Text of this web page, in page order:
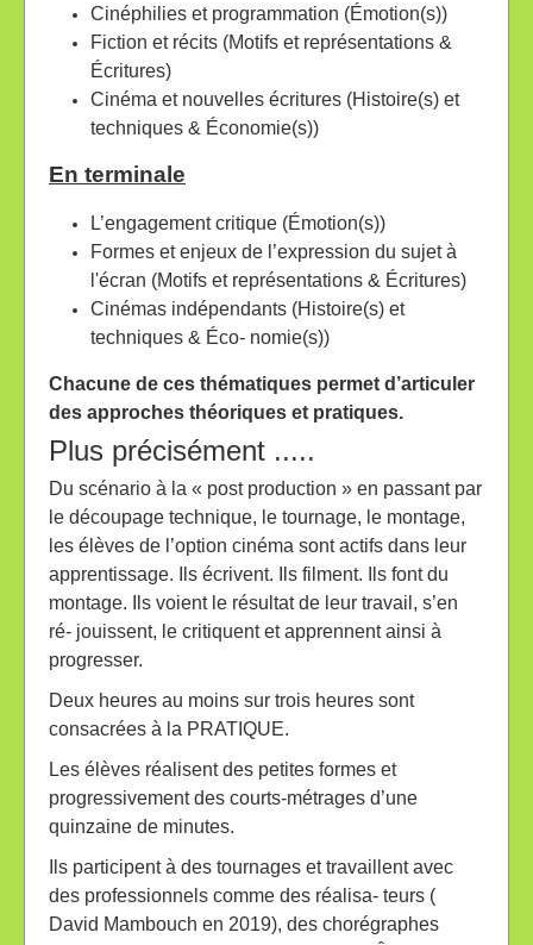
Cinéphilies et programmation (Émotion(s))
Fiction et récits (Motifs et représentations &
Écritures)
Cinéma et nouvelles écritures (Histoire(s) et
techniques & Économie(s))
En terminale
L’engagement critique (Émotion(s))
Formes et enjeux de l’expression du sujet à
l'écran (Motifs et représentations & Écritures)
Cinémas indépendants (Histoire(s) et
techniques & Éco- nomie(s))
Chacune de ces thématiques permet d’articuler
des approches théoriques et pratiques.
Plus précisément .....
Du scénario à la « post production » en passant par
le découpage technique, le tournage, le montage,
les élèves de l’option cinéma sont actifs dans leur
apprentissage. Ils écrivent. Ils filment. Ils font du
montage. Ils voient le résultat de leur travail, s’en
ré- jouissent, le critiquent et apprennent ainsi à
progresser.
Deux heures au moins sur trois heures sont
consacrées à la PRATIQUE.
Les élèves réalisent des petites formes et
progressivement des courts-métrages d’une
quinzaine de minutes.
Ils participent à des tournages et travaillent avec
des professionnels comme des réalisa- teurs (
David Mambouch en 2019), des chorégraphes